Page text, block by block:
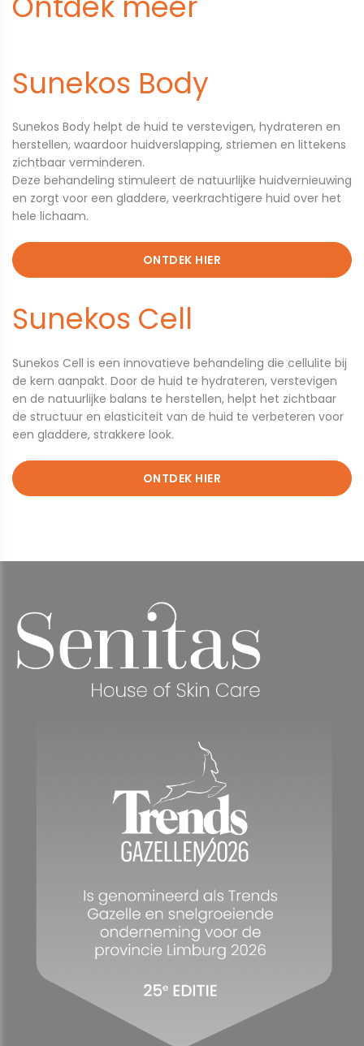
Sunekos Body
Sunekos Body helpt de huid te verstevigen, hydrateren en
herstellen, waardoor huidverslapping, striemen en littekens
zichtbaar verminderen.
​​​​​​​Deze behandeling stimuleert de natuurlijke huidvernieuwing
en zorgt voor een gladdere, veerkrachtigere huid over het
hele lichaam.
ONTDEK HIER
Sunekos Cell
Sunekos Cell is een innovatieve behandeling die cellulite bij
de kern aanpakt. Door de huid te hydrateren, verstevigen
en de natuurlijke balans te herstellen, helpt het zichtbaar
de structuur en elasticiteit van de huid te verbeteren voor
een gladdere, strakkere look.
ONTDEK HIER